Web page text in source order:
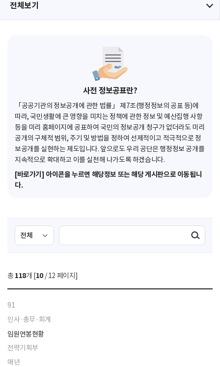
전체보기
사전 정보공표란?
「공공기관의 정보공개에 관한 법률」 제7조(행정정보의 공표 등)에
따라, 국민생활에 큰 영향을 미치는 정책에 관한 정보 및 예산집행 사항
등을 미리 홈페이지에 공표하여 국민의 정보공개 청구가 없더라도 미리
공개의 구체적 범위, 주기 및 방법을 정하여 선제적이고 적극적으로 정
보공개를 실현하는 제도입니다. 앞으로도 우리 공단은 행정정보 공개를
지속적으로 확대하고 이를 실천해 나가도록 하겠습니다.
[바로가기] 아이콘을 누르면 해당정보 또는 해당 게시판으로 이동됩니
다.
검
색
선
택
색
검색실행
총 118개 [10 / 12 페이지]
91
인사·총무·회계
임원연봉현황
전략기획부
매년